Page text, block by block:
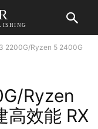
2200G/Ryzen 5 2400G
Ryzen
高效能 RX